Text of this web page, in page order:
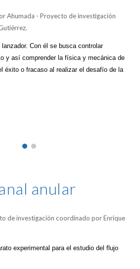
Ahumada - Proyecto de investigación
Con él se busca controlar
y así comprender la física y mecánica de
éxito o fracaso al realizar el desafío de la
anular
de investigación coordinado por Enrique
experimental para el estudio del flujo